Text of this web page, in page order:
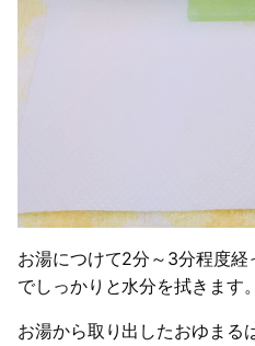
お湯につけて2分～3分程度
でしっかりと水分を拭きます。
お湯から取り出したおゆまる